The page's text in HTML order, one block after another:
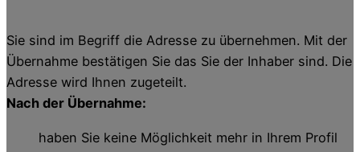
Sie sind im Begriff die Adresse zu übernehmen. Mit der
Übernahme bestätigen Sie das Sie der Inhaber sind. Die
Adresse wird Ihnen zugeteilt.
Nach der Übernahme:
haben Sie keine Möglichkeit mehr in Ihrem Profil